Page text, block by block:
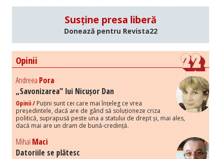
Susține presa liberă
Donează pentru Revista22
Opinii
Andreea Pora
„Savonizarea” lui Nicușor Dan
Opinii / Puțini sunt cei care mai înțeleg ce vrea
președintele, dacă are de gând să soluționeze criza
politică, suprapusă peste una a statului de drept și, mai ales,
dacă mai are un dram de bună-credință.
Mihai Maci
Datoriile se plătesc